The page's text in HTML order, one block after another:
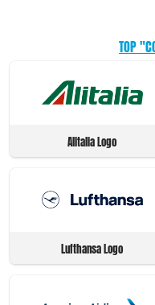
TOP
Alitalia Logo
Lufthansa Logo